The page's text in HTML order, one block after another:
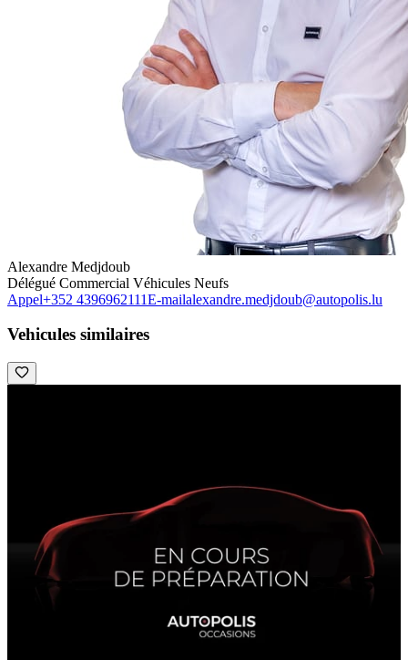
Alexandre Medjdoub
Délégué Commercial Véhicules Neufs
Appel+352 4396962111E-mailalexandre.medjdoub@autopolis.lu
Vehicules similaires